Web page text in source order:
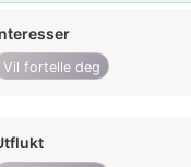
Vil fortelle deg